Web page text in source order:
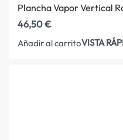
Plancha Vapor Vertical
46,50€
Añadir al carritoVISTA